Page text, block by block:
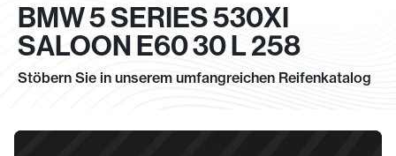
BMW 5 SERIES 530XI
SALOON E60 30 L 258
Stöbern Sie in unserem umfangreichen Reifenkatalog